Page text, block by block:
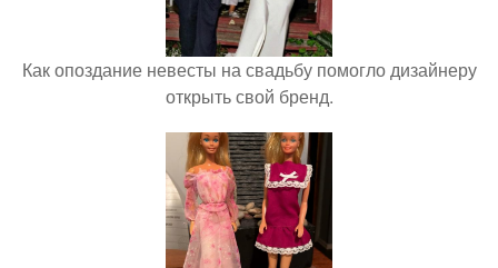
Как опоздание невесты на свадьбу помогло дизайнеру
открыть свой бренд.